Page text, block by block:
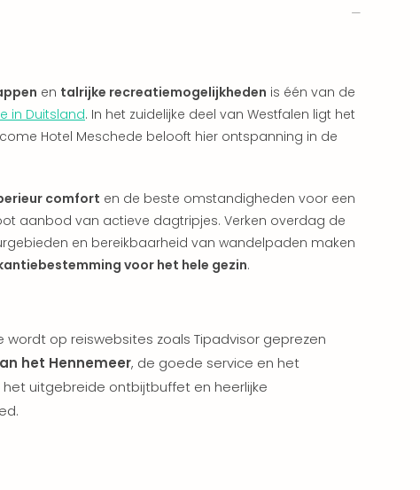
en talrijke recreatiemogelijkheden is één van de
in Duitsland. In het zuidelijke deel van Westfalen ligt het
Hotel Meschede belooft hier ontspanning in de
comfort en de beste omstandigheden voor een
aanbod van actieve dagtripjes. Verken overdag de
en bereikbaarheid van wandelpaden maken
voor het hele gezin.
op reiswebsites zoals Tipadvisor geprezen
het Hennemeer, de goede service en het
uitgebreide ontbijtbuffet en heerlijke